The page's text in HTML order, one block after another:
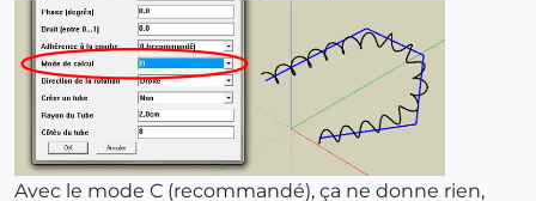
Avec le mode C (recommandé), ça ne donne rien,